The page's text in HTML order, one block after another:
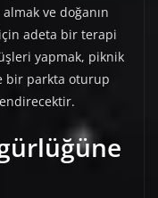
ve doğanın
adeta bir terapi
yapmak, piknik
bir parkta oturup